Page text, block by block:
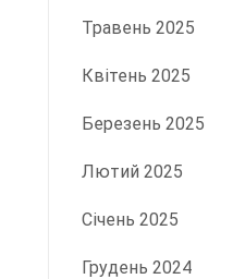
Травень 2025
Квітень 2025
Березень 2025
Лютий 2025
Січень 2025
Грудень 2024